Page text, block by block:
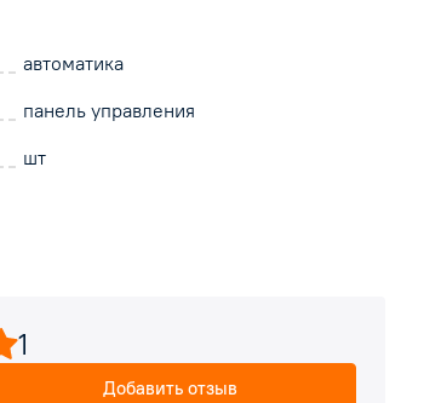
автоматика
панель управления
шт
1
Добавить отзыв